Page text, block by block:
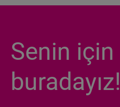
Senin için
buradayız!